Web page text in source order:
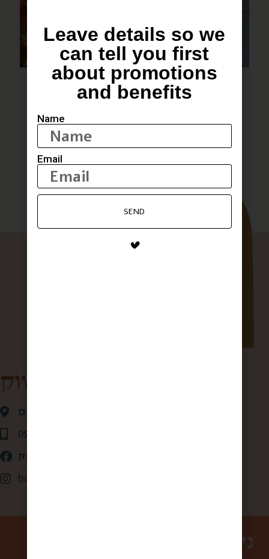
סיר פתיתים עם תבלין של כנרת
לבלוג המתכונים המלא
קופסא מהשוק
0507875684
קופסא מהשוק
box_from_jerusalem
ניווט באתר
Leave details so we
can tell you first
about promotions
and benefits
Name
Email
SEND